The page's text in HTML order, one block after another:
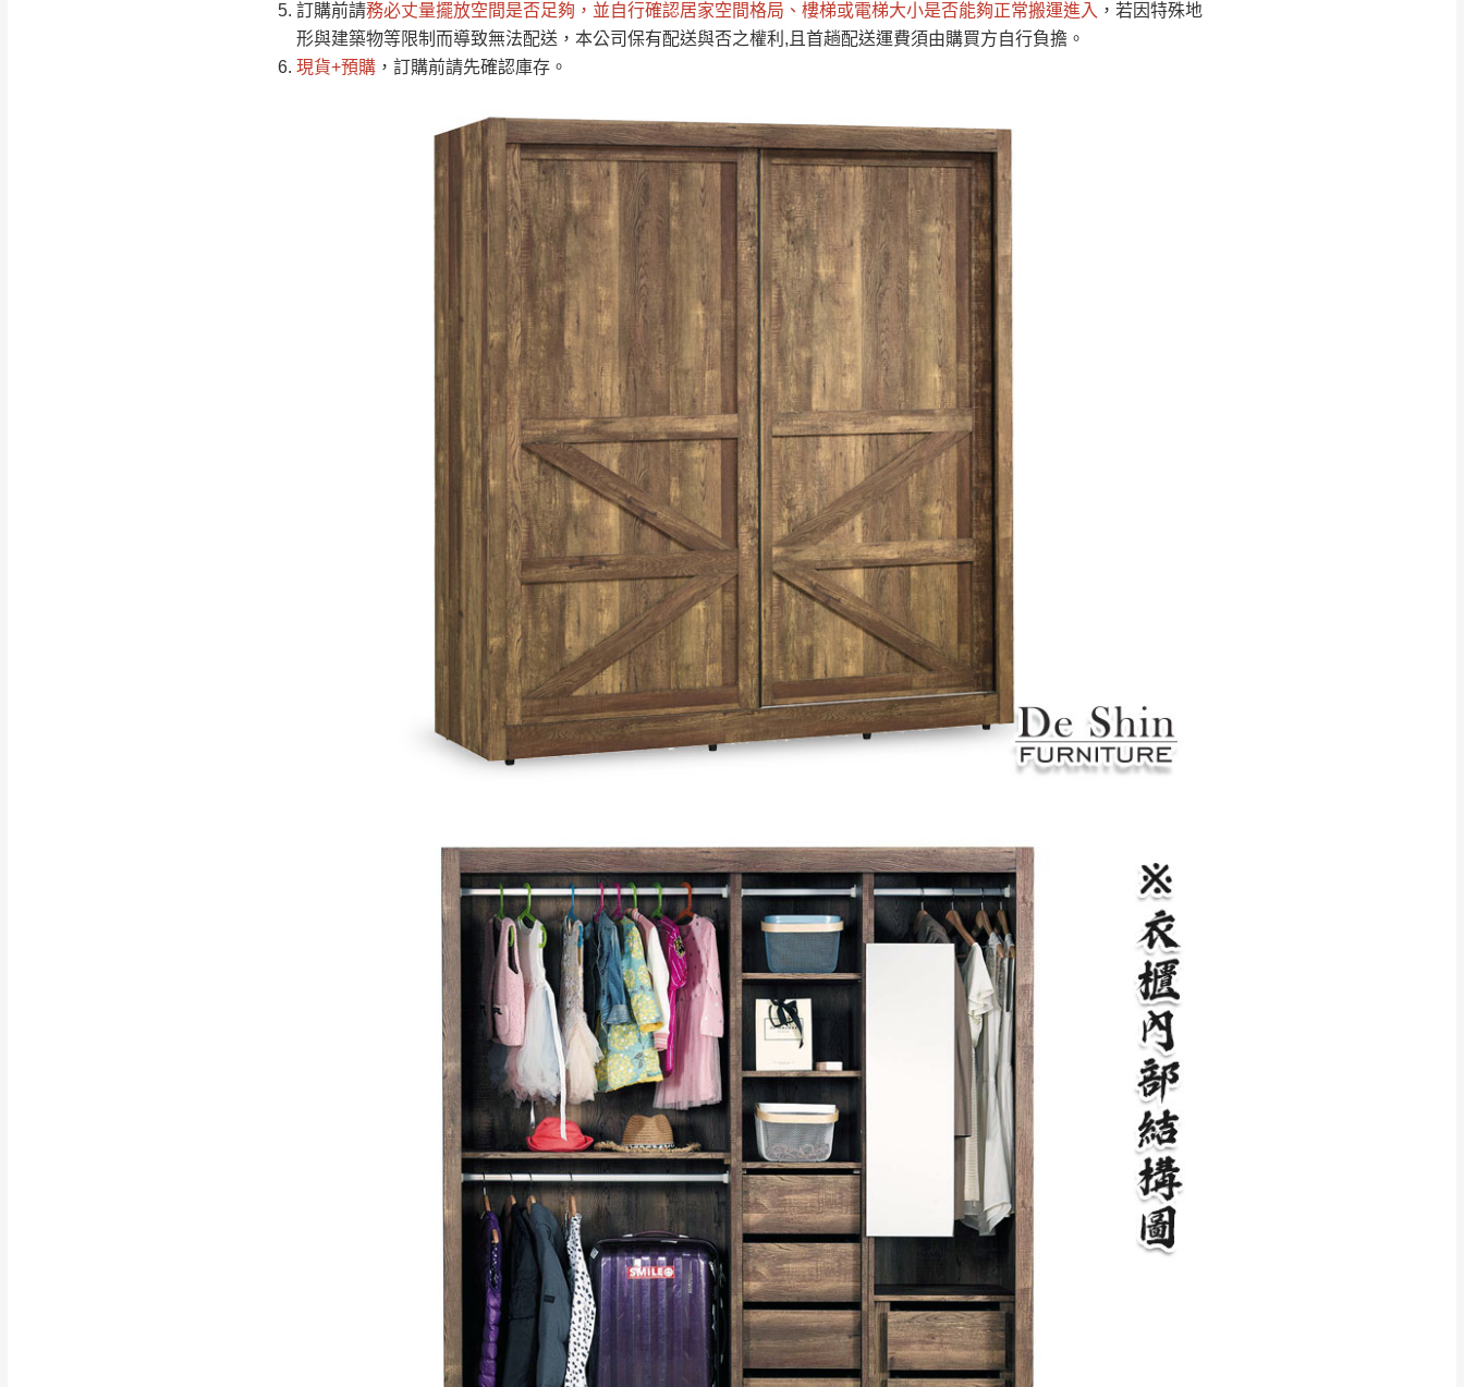
訂購前請務必丈量擺放空間是否足夠 ，並自行確認居家空間格局、 樓梯或電梯大小是否能夠正常搬運進入 ，若因特殊地
形與建築物等限制而導致無法配送，本公司保有配送與否之權利,且首趟配送運費須由購買方自行負擔。
現貨+預購 ，訂購前請先確認庫存。
桃園
免 運 費
＊A108產品另收運費
復興鄉
鄉、寶山鄉山區、新埔山區、芎林山區、
雙溪、貢寮、烏來、平溪、九份、石
門、林口 下福里、新店山區、三峽山區、
石碇、坪林、福隆、淡水山區、北投湖山
$ 9,000以上：免運費
$ 9,000以下：NT$500元
＊A108產品另收運費
基隆山區
$ 9,000以上：免運費
$ 9,000以下：NT$500元
＊A108產品另收運費
卓蘭鎮、三灣、通霄山區、西湖、泰安
鄉、大湖鄉、頭屋、獅潭鄉
配送天數：5~14天
到貨時間：指定送貨日當天以電話聯絡確認
｜周（一）配送部門固定公休無送貨｜
台北市、新北市地區固定每周(三)、(日)兩天收送貨
（可於LINE線上詢問 →@dershin）
。
。
本司貨車運送如因路況不佳、天候惡劣、過於偏遠之山區內等，或收貨地點搬運過於困難等因素，導致無法順利配送，
本公司除了盡最大努力完成配送外，視狀況保有出貨的權利。
保護物流人員的工作安全，賣家無提供吊掛服務，若需以吊車或其他的吊掛方式吊運，費用將由買方自行支付。
因大型傢俱有組裝、配送的問題，並非一般快速到貨商品，無法指定特定時間送達，司機當天到貨前皆會再與您通知，
讓您不用整天在家等貨，以免浪費你的寶貴時間。
如遇自然災害、政府宣布之災害警報等不可抗力情事，而危及運送人員輸送之安全，本司得視狀況延後或停止運送服
百貨公司配送暫無法配合開店前、閉店後時段，並送至百貨公司卸貨區為限，恕無法送至指定樓面。
期間，恕暫停百貨公司相關運送 》
無回收家具服務，若需回收家俱可聯絡當地請清潔隊回收,免付費清運專線：0800-085-717
（線上客服 LINE → @dershin）
下單前先詢問是否現貨，若未詢問下單後無現貨我們客服會再來電或E-Mail與您聯絡
（洽詢方式請搜尋 Line ID →
苗栗至基隆；其它地區暫不開放，如因特殊地型限制(山區、鄉、鎮、村)、樓梯太小、無法搬運上樓等因
素，導致無法配送，本公司保有出貨的權利。
保護物流人員的工作安全，賣家無提供吊掛服務，若需以吊車或其他的吊掛方式吊運，費用將由買方自
因大型傢俱有組裝、配送的問題，並非一般快速到貨商品，無法指定特定時間送達，司機當天到貨前皆
會再與您通知，讓你不用整天在家等貨，以節省您的寶貴時間。
由於百貨公司配送較為不易，故暫無法配送至百貨公司內部。
若您選擇三聯式或索取兩聯式發票，發票將於商品完成出貨15個工作天另行寄出，另外約加上2~7個工作天內
送達，如遇國定假日將順延寄送。
若收到不良品，請於到貨日起七日內通知本公司客服人員，我們將為您更換新品，運費皆由本站負責，
所有退回及換貨之商品必須是全新狀態且完整包裝，床墊、床包、枕頭類產品需為未拆封狀態(請保持商
品、附件、包裝、廠商紙及所有附隨文件或資料之完整性)，若未依照上述方式處理，恕無法接受退貨。
由於透過電腦螢幕選購商品，可能會因個人電腦螢幕的設定色差或解析度等因素， 與實際商品的顏色、
質感稍有不同，如因此而需退換貨， 需自付來回運費及人資成本，請您訂購前詳加確認。(包含商品尺寸
是否合適)。
訂購前請確認商品尺寸，大型物件因為人工丈量，難免會有些許誤差值(約正負0.5CM) 詳細尺寸以實品
狀態與完整包裝。鑑賞期間若發生非本司因素致使之汙損破壞，恕無法辦理退換貨。
台北市、新北市地區固定每周(三)、(日)兩天收送貨，敬請見諒！
本公司部份商品無維修服務，超過7日鑑賞期，商品使用年限，因客人使用習慣、居家環境不同。若屬人
為因素導致商品損壞、零件短缺，則維修、搬運費用，需由消費者自行吸收(另事先與消費者報價，消費
者同意將會進行維修)。
到貨7日內為鑑賞期(注意:鑑賞期非試用期)，若非商品品質瑕疵問題於鑑賞期內退貨之情形，我們需酌收
退貨運費。
如欲放置營業場所及公開場合之商品則無享有商品一年保固之服務。
時請儘速於三日內完成付款， 交易恕不殺價，商品均已最低價格售出
，且在特定時日會給予折扣，
日內若未接獲您的匯款或轉帳通知，商品將不予保留(訂單自動取消)。
無回收家具服務，若需回收家具可聯絡當地請清潔隊回收,免付費清運專線：0800-085-717。